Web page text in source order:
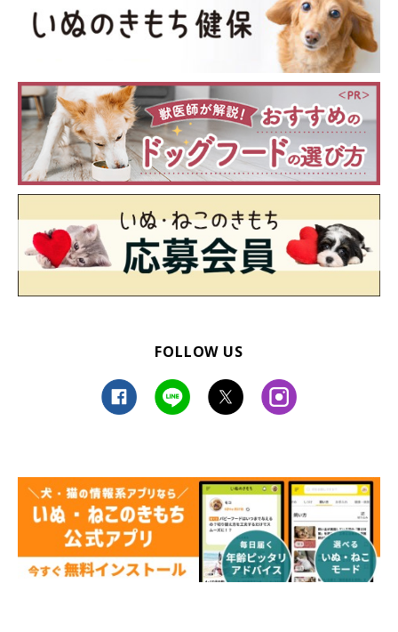
FOLLOW US